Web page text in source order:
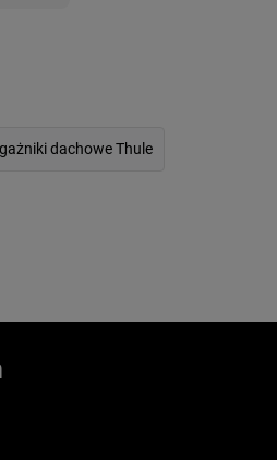
dachowe Thule